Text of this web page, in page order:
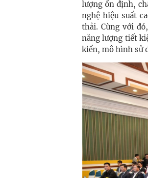
lượng ổn định,
nghệ hiệu suất
thải. Cùng với
năng lượng tiết
kiến, mô hình sử